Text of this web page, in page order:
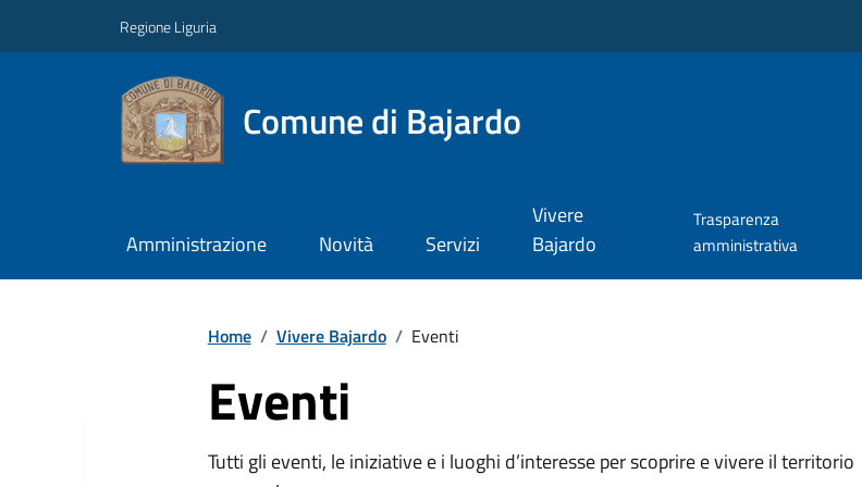
Regione Liguria
Comune di Bajardo
Amministrazione Novità Servizi
Vivere
Bajardo
Trasparenza
amministrativa
Home / Vivere Bajardo / Eventi
Eventi
Tutti gli eventi, le iniziative e i luoghi d’interesse per scoprire e vivere il territorio